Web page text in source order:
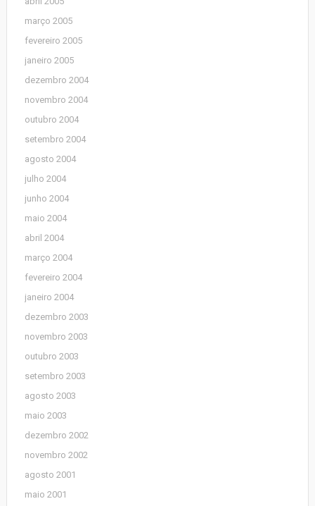
março 2005
fevereiro 2005
janeiro 2005
dezembro 2004
novembro 2004
outubro 2004
setembro 2004
agosto 2004
julho 2004
junho 2004
maio 2004
abril 2004
março 2004
fevereiro 2004
janeiro 2004
dezembro 2003
novembro 2003
outubro 2003
setembro 2003
agosto 2003
maio 2003
dezembro 2002
novembro 2002
agosto 2001
maio 2001